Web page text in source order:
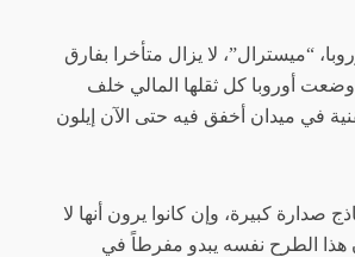
“ميسترال”، لا يزال متأخرا بفارق
أوروبا كل ثقلها المالي خلف
في ميدان أخفق فيه حتى الآن إيلون
صدارة كبيرة، وإن كانوا يرون أنها لا
هذا الطرح نفسه يبدو مفرطاً في